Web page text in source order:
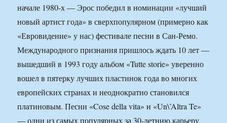
начале 1980-х — Эрос победил в номинации «лучший
новый артист года» в сверхпопулярном (примерно как
«Евровидение» у нас) фестивале песни в Сан-Ремо.
Международного признания пришлось ждать 10 лет —
вышедший в 1993 году альбом «Tutte storie» уверенно
вошел в пятерку лучших пластинок года во многих
европейских странах и неоднократно становился
платиновым. Песни «Cose della vita» и «Un\’Altra Te»
— одни из самых популярных за 30-летнию карьеру